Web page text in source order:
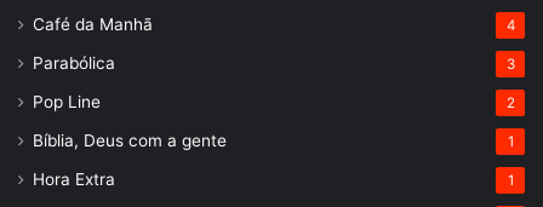
Café da Manhã 4
Parabólica 3
Pop Line 2
Bíblia, Deus com a gente 1
Hora Extra 1